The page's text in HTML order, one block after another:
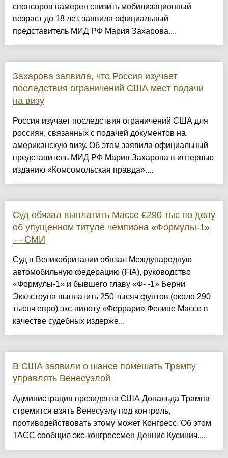
спонсоров намерен снизить мобилизационный
возраст до 18 лет, заявила официальный
представитель МИД РФ Мария Захарова....
Захарова заявила, что Россия изучает
последствия ограничений США мест подачи
на визу
Россия изучает последствия ограничений США для
россиян, связанных с подачей документов на
американскую визу. Об этом заявила официальный
представитель МИД РФ Мария Захарова в интервью
изданию «Комсомольская правда»....
Суд обязал выплатить Массе €290 тыс по делу
об упущенном титуле чемпиона «Формулы‑1»
— СМИ
Суд в Великобритании обязал Международную
автомобильную федерацию (FIA), руководство
«Формулы‑1» и бывшего главу «Ф- -1» Берни
Экклстоуна выплатить 250 тысяч фунтов (около 290
тысяч евро) экс‑пилоту «Феррари» Фелипе Массе в
качестве судебных издерже...
В США заявили о шансе помешать Трампу
управлять Венесуэлой
Администрация президента США Дональда Трампа
стремится взять Венесуэлу под контроль,
противодействовать этому может Конгресс. Об этом
ТАСС сообщил экс-конгрессмен Деннис Кусинич....